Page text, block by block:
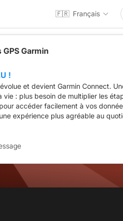
🇫🇷 Français
Garmin
!
et devient Garmin Connect.
vie : plus besoin de multiplier les
accéder facilement à vos
expérience plus agréable au